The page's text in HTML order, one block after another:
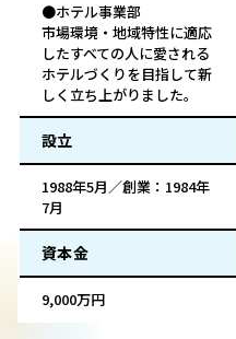
●ホテル事業部
市場環境・地域特性に適応
したすべての人に愛される
ホテルづくりを目指して新
しく立ち上がりました。
設立
1988年5月／創業：1984年
7月
資本金
9,000万円